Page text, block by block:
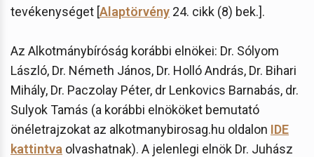
tevékenységet [Alaptörvény 24. cikk (8) bek.].
Az Alkotmánybíróság korábbi elnökei: Dr. Sólyom
László, Dr. Németh János, Dr. Holló András, Dr. Bihari
Mihály, Dr. Paczolay Péter, dr Lenkovics Barnabás, dr.
Sulyok Tamás (a korábbi elnököket bemutató
önéletrajzokat az alkotmanybirosag.hu oldalon IDE
kattintva olvashatnak). A jelenlegi elnök Dr. Juhász